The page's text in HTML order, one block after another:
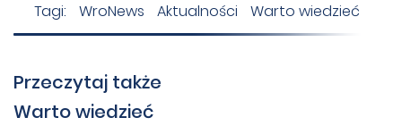
Tagi: WroNews Aktualności Warto wiedzieć
Przeczytaj także
Warto wiedzieć